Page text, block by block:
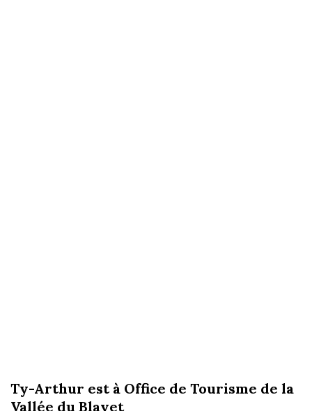
Ty-Arthur est à Office de Tourisme de la
Vallée du Blavet